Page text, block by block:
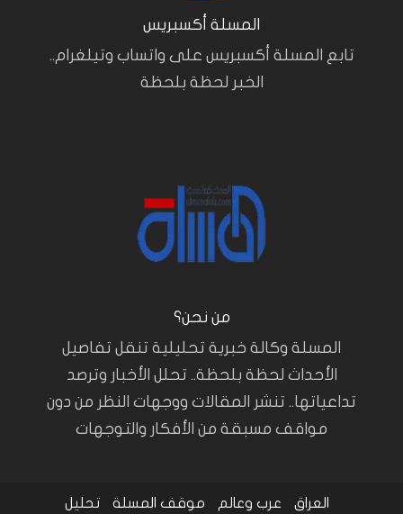
المسلة أكسبريس
تابع المسلة أكسبريس على واتساب وتيلغرام..
الخبر لحظة بلحظة
من نحن؟
المسلة وكالة خبرية تحليلية تنقل تفاصيل
الأحداث لحظة بلحظة.. تحلل الأخبار وترصد
تداعياتها.. تنشر المقالات ووجهات النظر من دون
مواقف مسبقة من الأفكار والتوجهات
العراق عرب وعالم موقف المسلة تحليل